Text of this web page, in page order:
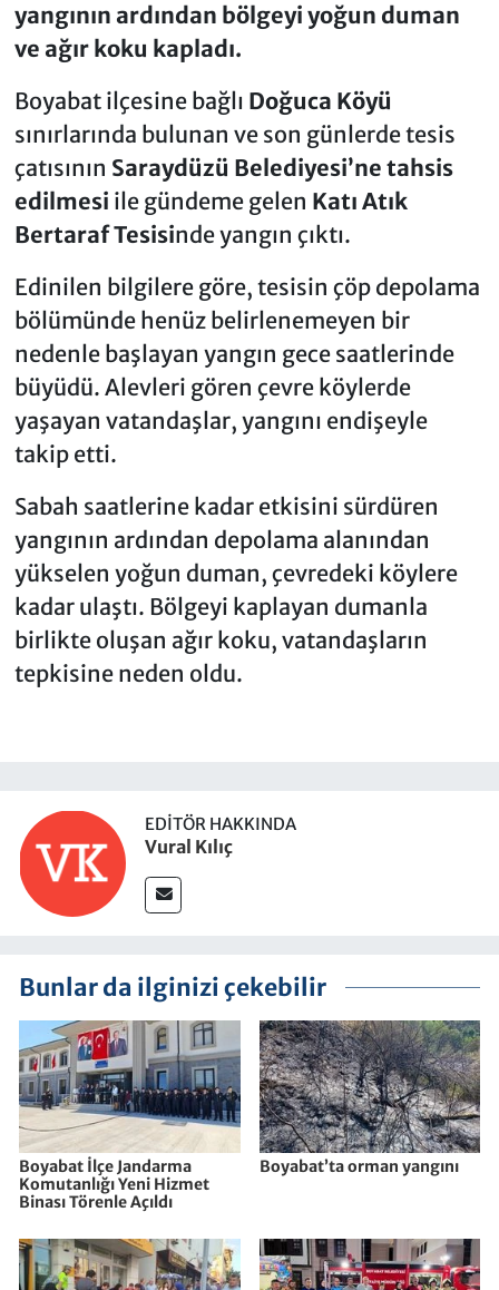
yangının ardından bölgeyi yoğun duman
ve ağır koku kapladı.
Boyabat ilçesine bağlı Doğuca Köyü
sınırlarında bulunan ve son günlerde tesis
çatısının Saraydüzü Belediyesi’ne tahsis
edilmesi ile gündeme gelen Katı Atık
Bertaraf Tesisinde yangın çıktı.
Edinilen bilgilere göre, tesisin çöp depolama
bölümünde henüz belirlenemeyen bir
nedenle başlayan yangın gece saatlerinde
büyüdü. Alevleri gören çevre köylerde
yaşayan vatandaşlar, yangını endişeyle
takip etti.
Sabah saatlerine kadar etkisini sürdüren
yangının ardından depolama alanından
yükselen yoğun duman, çevredeki köylere
kadar ulaştı. Bölgeyi kaplayan dumanla
birlikte oluşan ağır koku, vatandaşların
tepkisine neden oldu.
EDITÖR HAKKINDA
Vural Kılıç
Bunlar da ilginizi çekebilir
Boyabat İlçe Jandarma
Komutanlığı Yeni Hizmet
Binası Törenle Açıldı
Boyabat’ta orman yangını